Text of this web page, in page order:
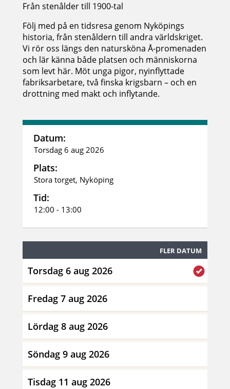
Från stenålder till 1900-tal
Följ med på en tidsresa genom Nyköpings
historia, från stenåldern till andra världskriget.
Vi rör oss längs den natursköna Å-promenaden
och lär känna både platsen och människorna
som levt här. Möt unga pigor, nyinflyttade
fabriksarbetare, två finska krigsbarn – och en
drottning med makt och inflytande.
Datum:
Torsdag 6 aug 2026
Plats:
Stora torget, Nyköping
Tid:
12:00 - 13:00
FLER DATUM
Torsdag 6 aug 2026
Fredag 7 aug 2026
Lördag 8 aug 2026
Söndag 9 aug 2026
Tisdag 11 aug 2026